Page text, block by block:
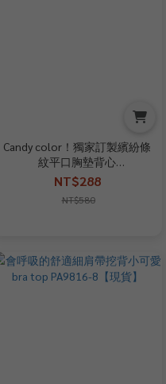
Candy color！獨家訂製繽紛條
紋平口胸墊背心
WL2612521【現貨】
NT$288
NT$580